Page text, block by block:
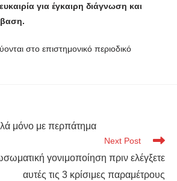
για έγκαιρη διάγνωση και
στο επιστημονικό περιοδικό
μόνο με περπάτημα
Next Post
γονιμοποίηση πριν ελέγξετε
αυτές τις 3 κρίσιμες παραμέτρους